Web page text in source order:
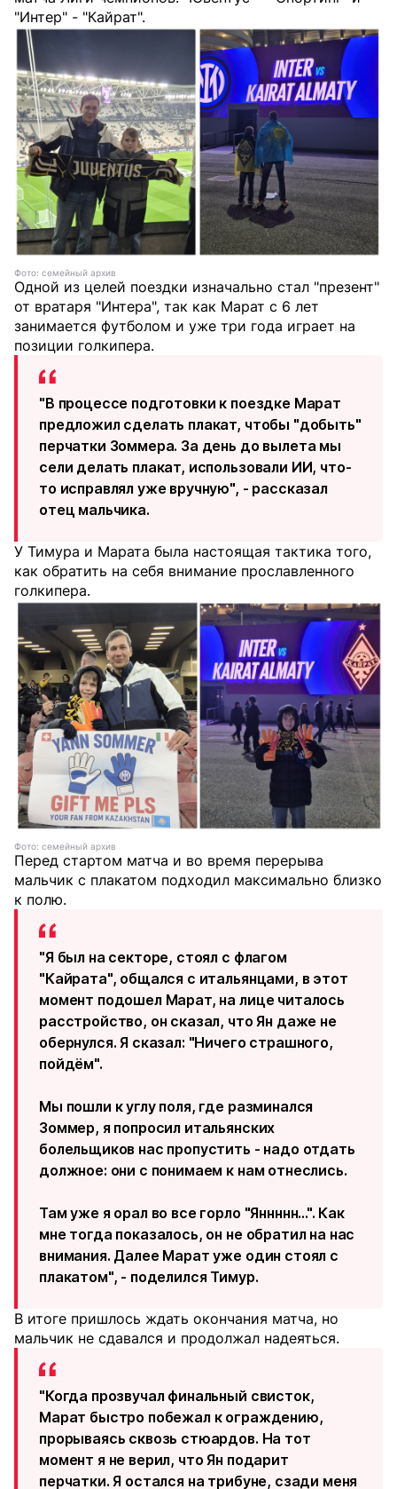
"Интер" - "Кайрат".
Фото: семейный архив
Одной из целей поездки изначально стал "презент"
от вратаря "Интера", так как Марат с 6 лет
занимается футболом и уже три года играет на
позиции голкипера.
"В процессе подготовки к поездке Марат
предложил сделать плакат, чтобы "добыть"
перчатки Зоммера. За день до вылета мы
сели делать плакат, использовали ИИ, что-
то исправлял уже вручную", - рассказал
отец мальчика.
У Тимура и Марата была настоящая тактика того,
как обратить на себя внимание прославленного
голкипера.
Фото: семейный архив
Перед стартом матча и во время перерыва
мальчик с плакатом подходил максимально близко
к полю.
"Я был на секторе, стоял с флагом
"Кайрата", общался с итальянцами, в этот
момент подошел Марат, на лице читалось
расстройство, он сказал, что Ян даже не
обернулся. Я сказал: "Ничего страшного,
пойдём".
Мы пошли к углу поля, где разминался
Зоммер, я попросил итальянских
болельщиков нас пропустить - надо отдать
должное: они с понимаем к нам отнеслись.
Там уже я орал во все горло "Яннннн...". Как
мне тогда показалось, он не обратил на нас
внимания. Далее Марат уже один стоял с
плакатом", - поделился Тимур.
В итоге пришлось ждать окончания матча, но
мальчик не сдавался и продолжал надеяться.
"Когда прозвучал финальный свисток,
Марат быстро побежал к ограждению,
прорываясь сквозь стюардов. На тот
момент я не верил, что Ян подарит
перчатки. Я остался на трибуне, сзади меня